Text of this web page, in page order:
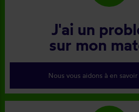
J'ai un
sur mon
Nous vous aidons à en